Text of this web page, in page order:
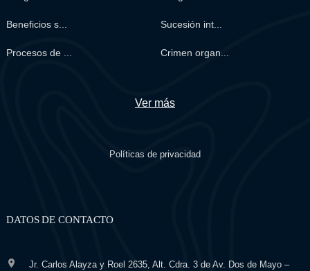
Beneficios s... Sucesión int...
Procesos de ... Crimen organ...
Ver más
Políticas de privacidad
DATOS DE CONTACTO
Jr. Carlos Alayza y Roel 2635, Alt. Cdra. 3 de Av. Dos de Mayo –